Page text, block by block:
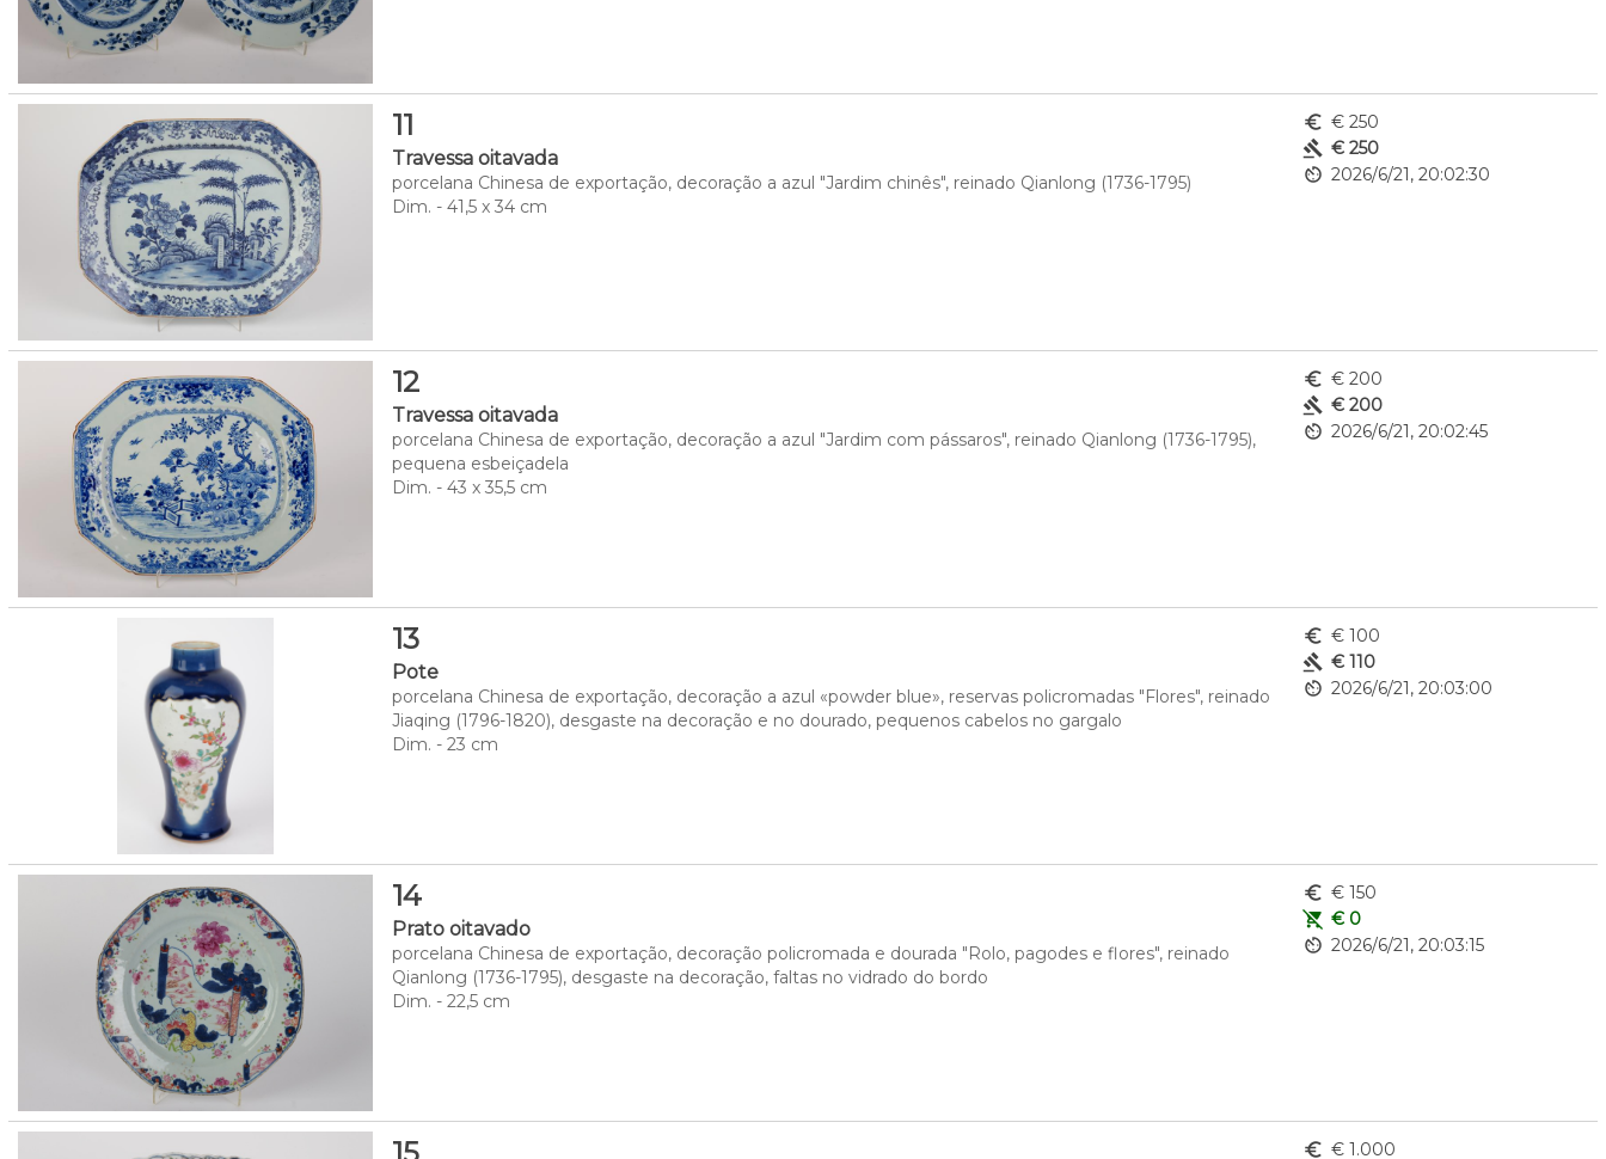
11
Travessa oitavada
porcelana Chinesa de exportação, decoração a azul "Jardim chinês", reinado Qianlong (1736-1795)
Dim. - 41,5 x 34 cm
euro_symbol € 250
gavel € 250
av_timer 2026/6/21, 20:02:30
12
Travessa oitavada
porcelana Chinesa de exportação, decoração a azul "Jardim com pássaros", reinado Qianlong (1736-1795),
pequena esbeiçadela
Dim. - 43 x 35,5 cm
euro_symbol € 200
gavel € 200
av_timer 2026/6/21, 20:02:45
13
Pote
porcelana Chinesa de exportação, decoração a azul «powder blue», reservas policromadas "Flores", reinado
Jiaqing (1796-1820), desgaste na decoração e no dourado, pequenos cabelos no gargalo
Dim. - 23 cm
euro_symbol € 100
gavel € 110
av_timer 2026/6/21, 20:03:00
14
Prato oitavado
porcelana Chinesa de exportação, decoração policromada e dourada "Rolo, pagodes e flores", reinado
Qianlong (1736-1795), desgaste na decoração, faltas no vidrado do bordo
Dim. - 22,5 cm
euro_symbol € 150
remove_shopping_cart € 0
av_timer 2026/6/21, 20:03:15
euro_symbol € 1.000